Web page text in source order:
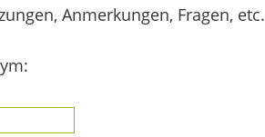
Anmerkungen, Fragen, etc.